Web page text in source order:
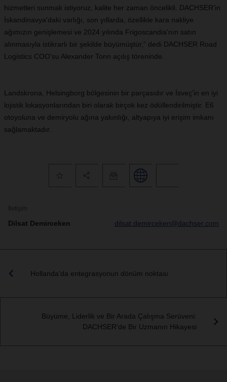
hizmetleri sunmak istiyoruz, kalite her zaman öncelikli. DACHSER'in
İskandinavya'daki varlığı, son yıllarda, özellikle kara nakliye
ağımızın genişlemesi ve 2024 yılında Frigoscandia'nın satın
alınmasıyla istikrarlı bir şekilde büyümüştür,” dedi DACHSER Road
Logistics COO'su Alexander Tonn açılış töreninde.
Landskrona, Helsingborg bölgesinin bir parçasıdır ve İsveç'in en iyi
lojistik lokasyonlarından biri olarak birçok kez ödüllendirilmiştir. E6
otoyoluna ve demiryolu ağına yakınlığı, altyapıya iyi erişim imkanı
sağlamaktadır.
İletişim
Dilsat Demirceken dilsat.demirceken@dachser.com
Hollanda'da entegrasyonun dönüm noktası
Büyüme, Liderlik ve Bir Arada Çalışma Serüveni:
DACHSER'de Bir Uzmanın Hikayesi